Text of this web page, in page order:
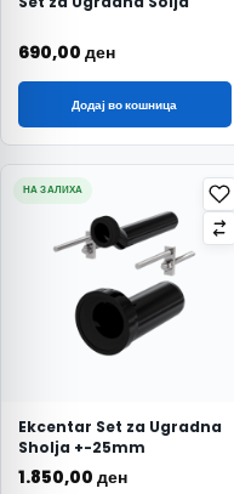
690,00 ден
Додај во кошница
НА ЗАЛИХА
Ekcentar Set za Ugradna
Sholja +-25mm
1.850,00 ден